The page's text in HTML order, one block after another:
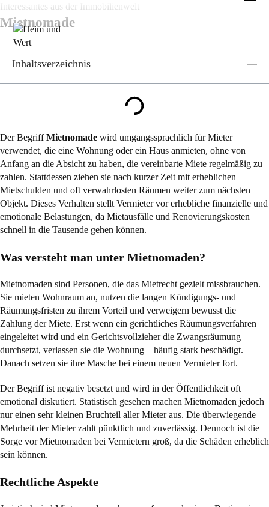
Zum
Inhalt
springen
Interessantes aus der Immobilienwelt
Mietnomade
Inhaltsverzeichnis
Der BegriffMietnomade wird umgangssprachlich für Mieter
verwendet, die eine Wohnung oder ein Haus anmieten, ohne von
Anfang an die Absicht zu haben, die vereinbarte Miete regelmäßig zu
zahlen. Stattdessen ziehen sie nach kurzer Zeit mit erheblichen
Mietschulden und oft verwahrlosten Räumen weiter zum nächsten
Objekt. Dieses Verhalten stellt Vermieter vor erhebliche finanzielle und
emotionale Belastungen, da Mietausfälle und Renovierungskosten
schnell in die Tausende gehen können.
Was versteht man unter Mietnomaden?
Mietnomaden sind Personen, die das Mietrecht gezielt missbrauchen.
Sie mieten Wohnraum an, nutzen die langen Kündigungs- und
Räumungsfristen zu ihrem Vorteil und verweigern bewusst die
Zahlung der Miete. Erst wenn ein gerichtliches Räumungsverfahren
eingeleitet wird und ein Gerichtsvollzieher die Zwangsräumung
durchsetzt, verlassen sie die Wohnung – häufig stark beschädigt.
Danach setzen sie ihre Masche bei einem neuen Vermieter fort.
Der Begriff ist negativ besetzt und wird in der Öffentlichkeit oft
emotional diskutiert. Statistisch gesehen machen Mietnomaden jedoch
nur einen sehr kleinen Bruchteil aller Mieter aus. Die überwiegende
Mehrheit der Mieter zahlt pünktlich und zuverlässig. Dennoch ist die
Sorge vor Mietnomaden bei Vermietern groß, da die Schäden erheblich
sein können.
Rechtliche Aspekte